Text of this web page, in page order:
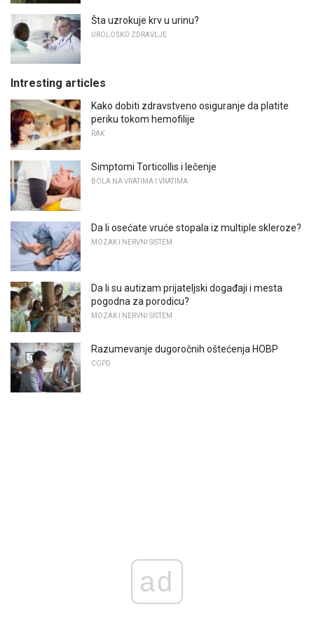
Šta uzrokuje krv u urinu?
UROLOŠKO ZDRAVLJE
Intresting articles
Kako dobiti zdravstveno osiguranje da platite
periku tokom hemofilije
RAK
Simptomi Torticollis i lečenje
BOLA NA VRATIMA I VRATIMA
Da li osećate vruće stopala iz multiple skleroze?
MOZAK I NERVNI SISTEM
Da li su autizam prijateljski događaji i mesta
pogodna za porodicu?
MOZAK I NERVNI SISTEM
Razumevanje dugoročnih oštećenja HOBP
COPD
ad